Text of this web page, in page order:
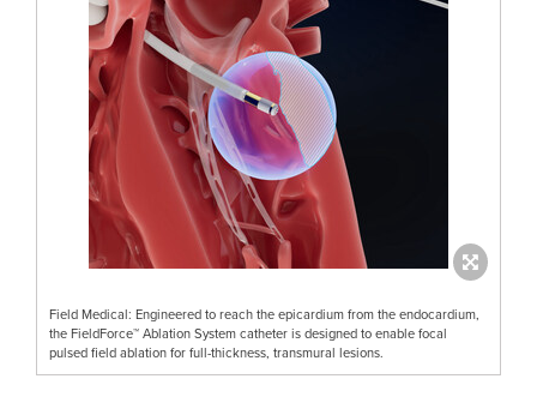
Field Medical: Engineered to reach the epicardium from the endocardium,
the FieldForce™ Ablation System catheter is designed to enable focal
pulsed field ablation for full-thickness, transmural lesions.